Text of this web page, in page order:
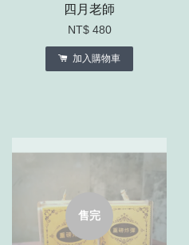
四月老師
NT$ 480
加入購物車
售完